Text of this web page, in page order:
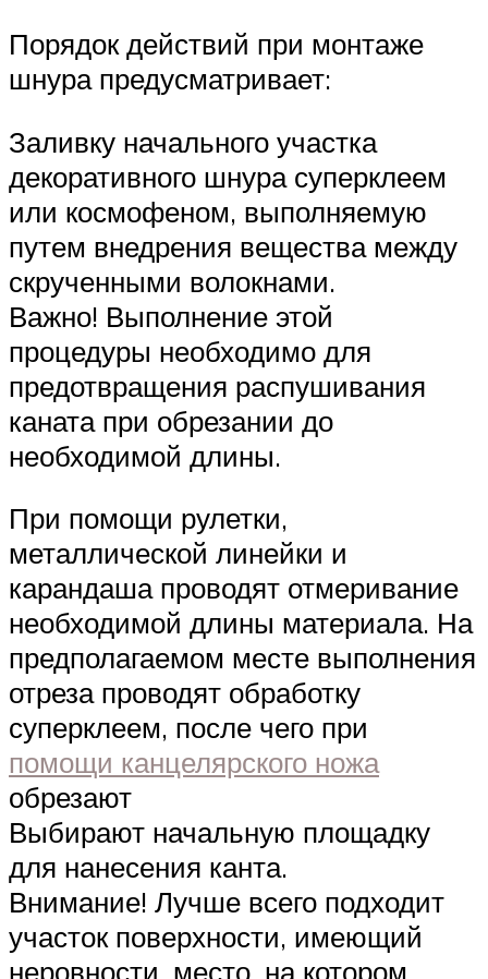
Порядок действий при монтаже
шнура предусматривает:
Заливку начального участка
декоративного шнура суперклеем
или космофеном, выполняемую
путем внедрения вещества между
скрученными волокнами.
Важно! Выполнение этой
процедуры необходимо для
предотвращения распушивания
каната при обрезании до
необходимой длины.
При помощи рулетки,
металлической линейки и
карандаша проводят отмеривание
необходимой длины материала. На
предполагаемом месте выполнения
отреза проводят обработку
суперклеем, после чего при
помощи канцелярского ножа
обрезают
Выбирают начальную площадку
для нанесения канта.
Внимание! Лучше всего подходит
участок поверхности, имеющий
неровности, место, на котором